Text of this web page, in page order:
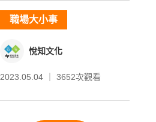
職場大小事
悅知文化
2023.05.04 ｜ 3652次觀看